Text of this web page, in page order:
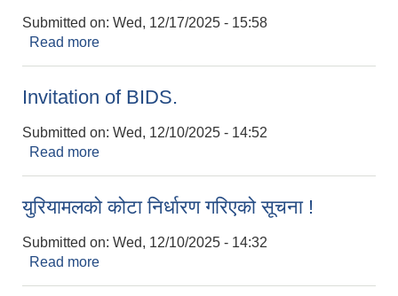
Submitted on: Wed, 12/17/2025 - 15:58
Read more
Invitation of BIDS.
Submitted on: Wed, 12/10/2025 - 14:52
Read more
युरियामलको कोटा निर्धारण गरिएको सूचना !
Submitted on: Wed, 12/10/2025 - 14:32
Read more